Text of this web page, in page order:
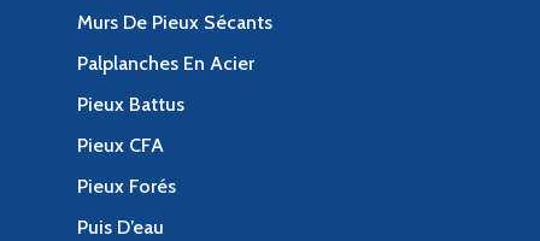
Murs De Pieux Sécants
Palplanches En Acier
Pieux Battus
Pieux CFA
Pieux Forés
Puis D’eau